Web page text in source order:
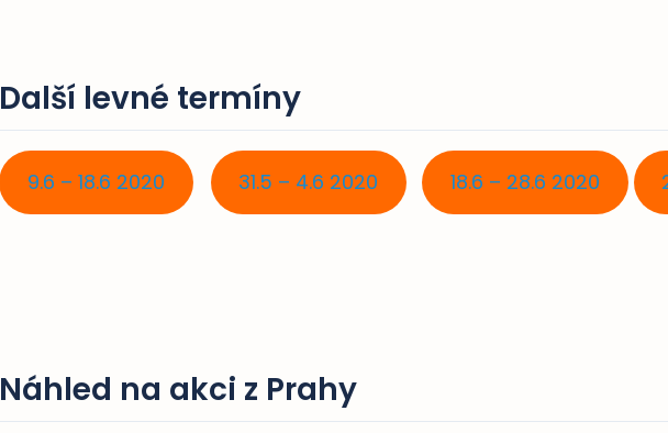
Další levné termíny
9.6 – 18.6 2020 31.5 – 4.6 2020 18.6 – 28.6 2020
Náhled na akci z Prahy